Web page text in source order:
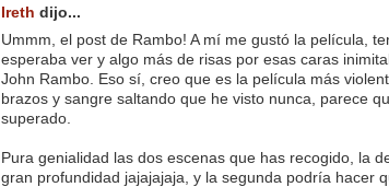
Ireth dijo...
Ummm, el post de Rambo! A mí me gustó la película,
esperaba ver y algo más de risas por esas caras
John Rambo. Eso sí, creo que es la película más
brazos y sangre saltando que he visto nunca, parece
superado.
Pura genialidad las dos escenas que has recogido, la
gran profundidad jajajajaja, y la segunda podría hacer